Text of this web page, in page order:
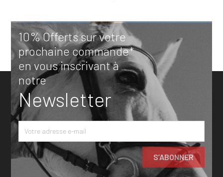
10% Offerts sur votre
prochaine commande*
en vous inscrivant à
notre
Newsletter